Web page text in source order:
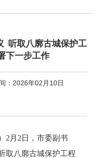
听取八廓古城保护工
下一步工作
：2026年02月10日
2月2日，市委副书
取八廓古城保护工程